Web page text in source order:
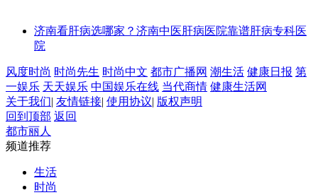
济南看肝病选哪家？济南中医肝病医院靠谱肝病专科医
院
风度时尚 时尚先生 时尚中文 都市广播网 潮生活 健康日报 第
一娱乐 天天娱乐 中国娱乐在线 当代商情 健康生活网
关于我们| 友情链接| 使用协议| 版权声明
回到顶部 返回
都市丽人
频道推荐
生活
时尚